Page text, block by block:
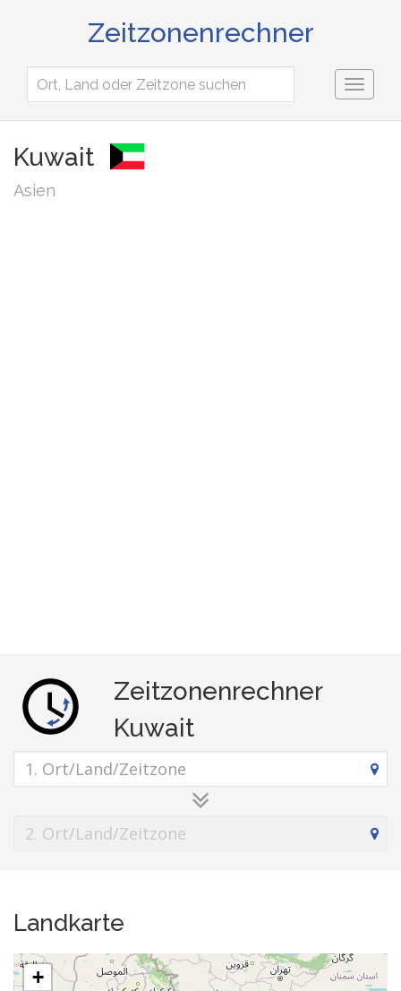
Zeitzonenrechner
Toggle
Kuwait
Asien
Zeitzonenrechner
Kuwait
Landkarte
+